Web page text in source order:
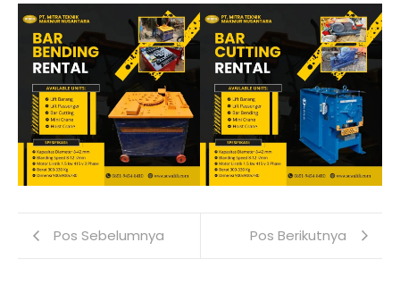
Pos Sebelumnya Pos Berikutnya